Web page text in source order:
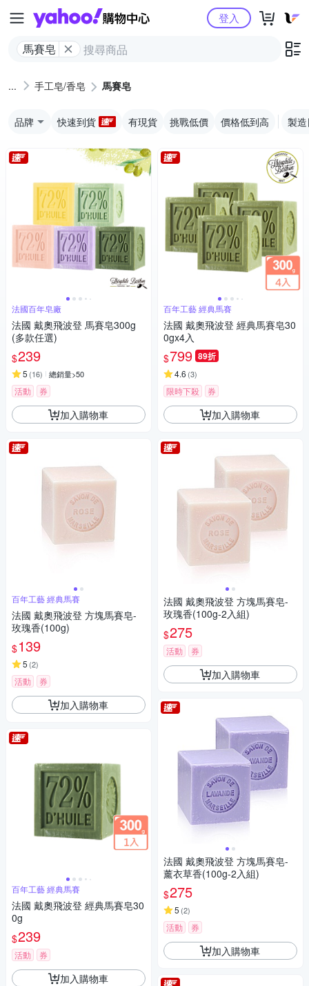
Yahoo購物中心
馬賽皂
登入
手工皂/香皂 馬賽皂
品牌 快速到貨 有現貨 挑戰低價 價格低到高 製
法國百年皂廠
法國 戴奧飛波登 馬賽皂300g
(多款任選)
$239
5 (16) 總銷量>50
活動 券
加入購物車
百年工藝 經典馬賽
法國 戴奧飛波登 方塊馬賽皂-
玫瑰香(100g)
$139
5 (2)
活動 券
加入購物車
百年工藝 經典馬賽
法國 戴奧飛波登 經典馬賽皂30
0g
$239
活動 券
加入購物車
百年工藝 經典馬賽
法國 戴奧飛波登 經典馬賽皂30
0gx4入
$799 89折
4.6 (3)
限時下殺 券
加入購物車
法國 戴奧飛波登 方塊馬賽皂-
玫瑰香(100g-2入組)
$275
活動 券
加入購物車
法國 戴奧飛波登 方塊馬賽皂-
薰衣草香(100g-2入組)
$275
5 (2)
活動 券
加入購物車